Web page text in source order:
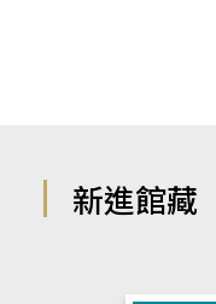
新進館藏